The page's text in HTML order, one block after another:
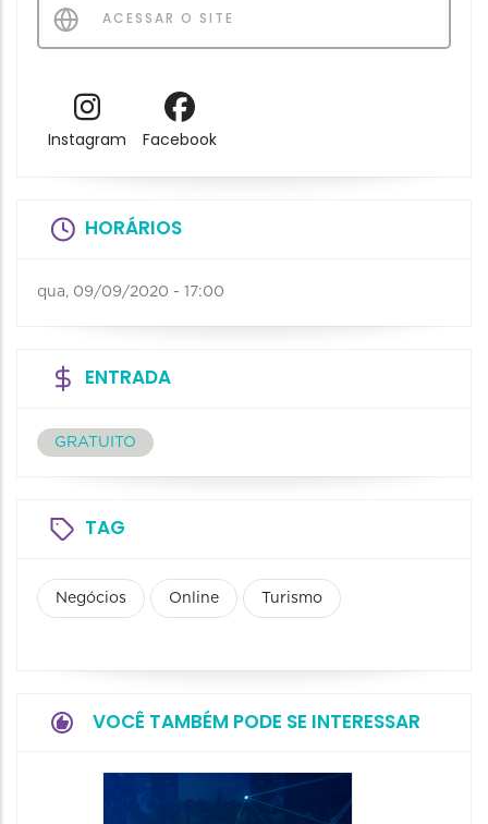
ACESSAR O SITE
Instagram Facebook
HORÁRIOS
qua, 09/09/2020 - 17:00
ENTRADA
GRATUITO
TAG
Negócios Online Turismo
VOCÊ TAMBÉM PODE SE INTERESSAR